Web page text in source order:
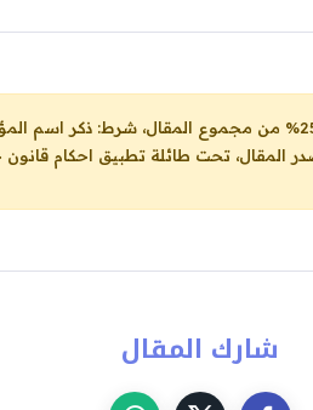
المقال، تحت طائلة تطبيق احكام قانون
شارك المقال